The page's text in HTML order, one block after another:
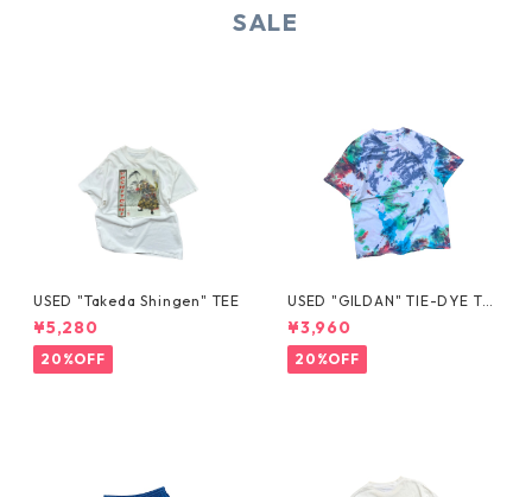
SALE
USED "Takeda Shingen" TEE
¥5,280
20%OFF
USED "GILDAN" TIE-DYE TE
E
¥3,960
20%OFF